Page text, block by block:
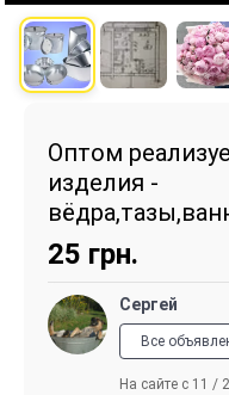
Оптом
изделия -
25 грн.
Сергей
Все
На сайте с 11 /